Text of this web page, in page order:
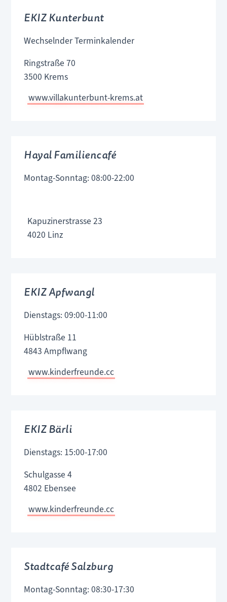
EKIZ Kunterbunt
Wechselnder Terminkalender
Ringstraße 70
3500 Krems
www.villakunterbunt-krems.at
Hayal Familiencafé
Montag-Sonntag: 08:00-22:00
Kapuzinerstrasse 23
4020 Linz
EKIZ Apfwangl
Dienstags: 09:00-11:00
Hüblstraße 11
4843 Ampflwang
www.kinderfreunde.cc
EKIZ Bärli
Dienstags: 15:00-17:00
Schulgasse 4
4802 Ebensee
www.kinderfreunde.cc
Stadtcafé Salzburg
Montag-Sonntag: 08:30-17:30